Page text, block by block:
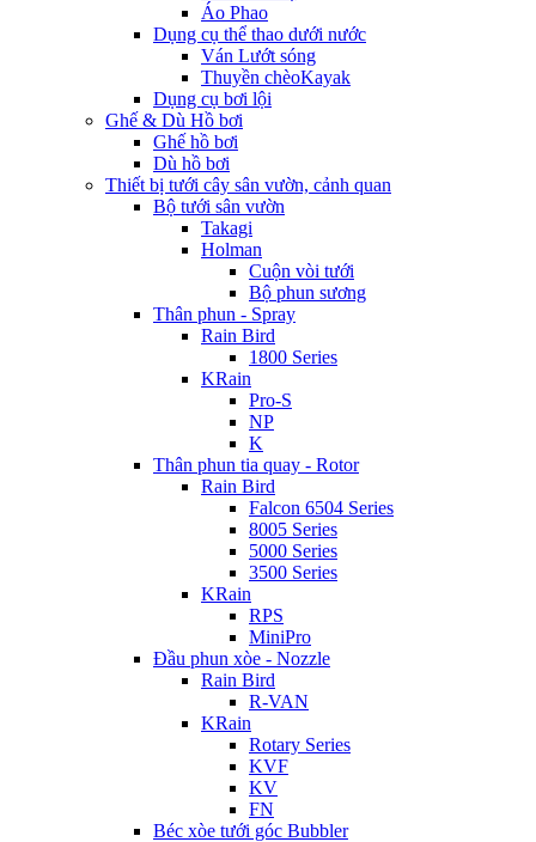
Áo Phao
Dụng cụ thể thao dưới nước
Ván Lướt sóng
Thuyền chèoKayak
Dụng cụ bơi lội
Ghế & Dù Hồ bơi
Ghế hồ bơi
Dù hồ bơi
Thiết bị tưới cây sân vườn, cảnh quan
Bộ tưới sân vườn
Takagi
Holman
Cuộn vòi tưới
Bộ phun sương
Thân phun - Spray
Rain Bird
1800 Series
KRain
Pro-S
NP
K
Thân phun tia quay - Rotor
Rain Bird
Falcon 6504 Series
8005 Series
5000 Series
3500 Series
KRain
RPS
MiniPro
Đầu phun xòe - Nozzle
Rain Bird
R-VAN
KRain
Rotary Series
KVF
KV
FN
Béc xòe tưới góc Bubbler